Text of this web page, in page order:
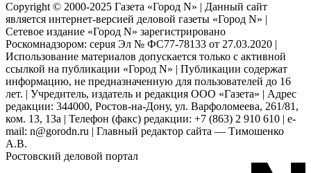
Copyright © 2000-2025 Газета «Город N» | Данный сайт
является интернет-версией деловой газеты «Город N» |
Сетевое издание «Город N» зарегистрировано
Роскомнадзором: серuя Эл № ФС77-78133 от 27.03.2020 |
Использование материалов допускается только с активной
ссылкой на публикации «Город N» | Публикации содержат
информацию, не предназначенную для пользователей до 16
лет. | Учредитель, издатель и редакция ООО «Газета» | Адрес
редакции: 344000, Ростов-на-Дону, ул. Варфоломеева, 261/81,
ком. 13, 13а | Телефон (факс) редакции: +7 (863) 2 910 610 | e-
mail: n@gorodn.ru | Главный редактор сайта — Тимошенко
А.В.
Ростовский деловой портал